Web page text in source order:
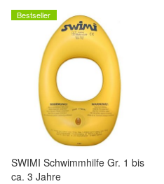
Bestseller
SWIMI Schwimmhilfe Gr. 1 bis
ca. 3 Jahre